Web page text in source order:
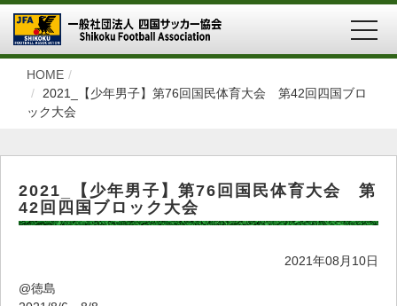
HOME
2021_【少年男子】第76回国民体育大会 第42回四国ブロ
ック大会
2021_【少年男子】第76回国民体育大会 第
42回四国ブロック大会
2021年08月10日
@徳島